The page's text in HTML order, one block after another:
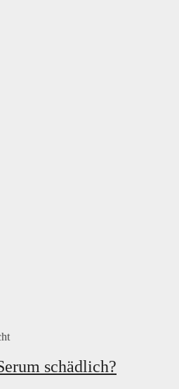
schädlich?